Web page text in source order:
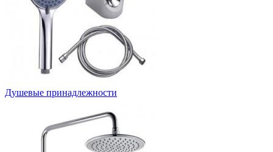
Душевые принадлежности